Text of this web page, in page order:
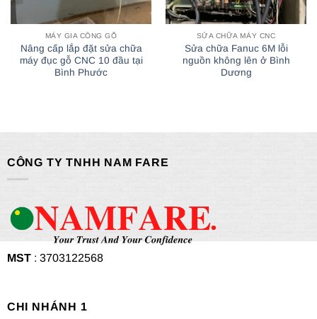
MÁY GIA CÔNG GỖ
Nâng cấp lắp đặt sửa chữa
máy đục gỗ CNC 10 đầu tại
Bình Phước
SỬA CHỮA MÁY CNC
Sửa chữa Fanuc 6M lỗi
nguồn không lên ở Bình
Dương
CÔNG TY TNHH NAM FARE
MST: 3703122568
CHI NHÁNH 1